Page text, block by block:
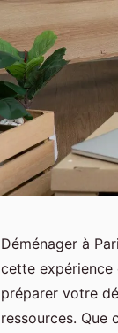
Déménager à
cette expérience
préparer votre
ressources. Que